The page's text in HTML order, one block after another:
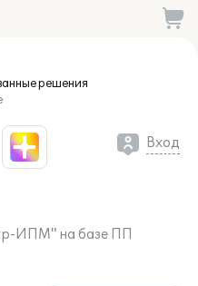
решения
Вход
ИПМ" на базе ПП